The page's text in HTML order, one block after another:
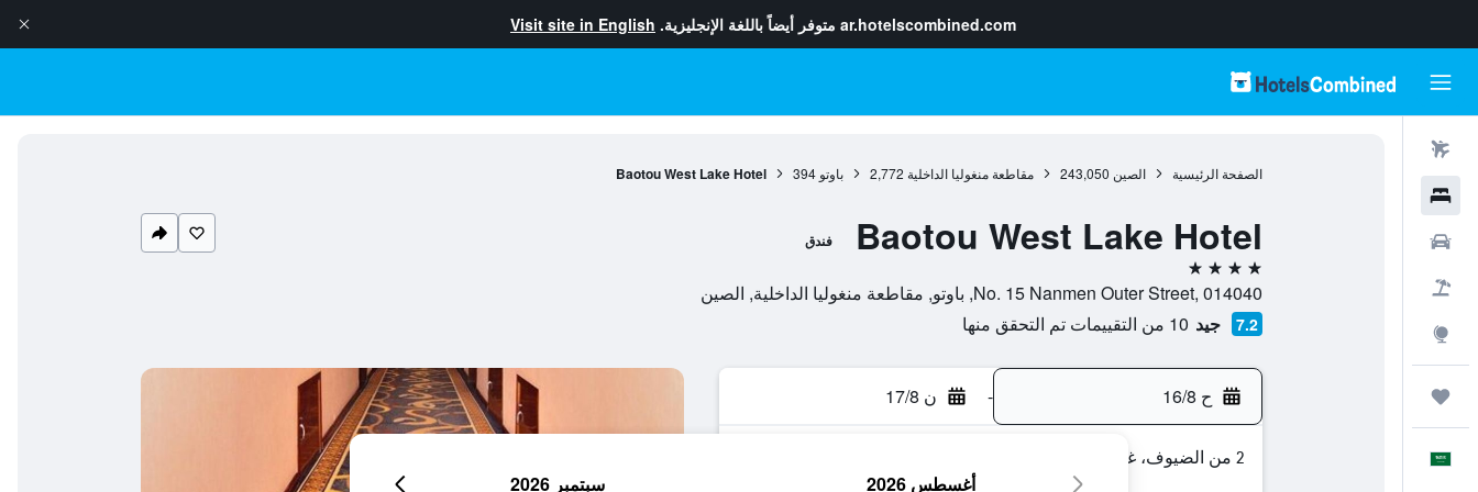
ar.hotelscombined.com متوفر أيضاً باللغة الإنجليزية. Visit site in English
الصفحة الرئيسية الصين 243,050 مقاطعة منغوليا الداخلية 2,772 باوتو 394
Baotou West Lake Hotel
Baotou West Lake Hotel فندق
4 نجوم
No. 15 Nanmen Outer Street, 014040, باوتو, مقاطعة منغوليا الداخلية, الصين
7.2 جيد 10 من التقييمات تم التحقق منها
ح 16/8 - ن 17/8
2 من الضيوف، غرفة واحدة
أغسطس 2026 سبتمبر 2026